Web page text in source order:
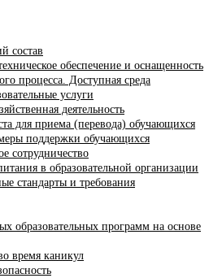
состав
обеспечение и оснащенность
процесса. Доступная среда
услуги
деятельность
для приема (перевода) обучающихся
поддержки обучающихся
сотрудничество
в образовательной организации
стандарты и требования
образовательных программ на основе
время каникул